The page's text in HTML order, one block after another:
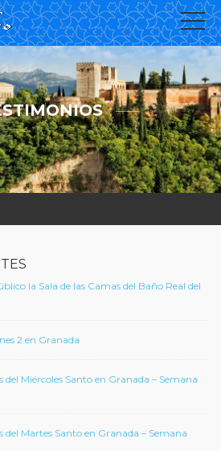
la Sala de las Camas del Baño Real del
2 en Granada
del Miércoles Santo en Granada – Semana
del Martes Santo en Granada – Semana